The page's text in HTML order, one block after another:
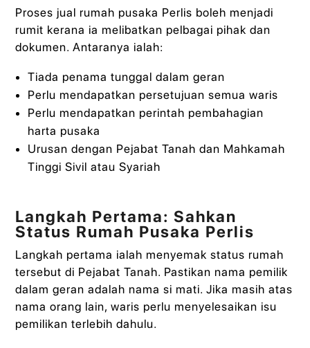
Proses jual rumah pusaka Perlis boleh menjadi
rumit kerana ia melibatkan pelbagai pihak dan
dokumen. Antaranya ialah:
Tiada penama tunggal dalam geran
Perlu mendapatkan persetujuan semua waris
Perlu mendapatkan perintah pembahagian
harta pusaka
Urusan dengan Pejabat Tanah dan Mahkamah
Tinggi Sivil atau Syariah
Langkah Pertama: Sahkan
Status Rumah Pusaka Perlis
Langkah pertama ialah menyemak status rumah
tersebut di Pejabat Tanah. Pastikan nama pemilik
dalam geran adalah nama si mati. Jika masih atas
nama orang lain, waris perlu menyelesaikan isu
pemilikan terlebih dahulu.